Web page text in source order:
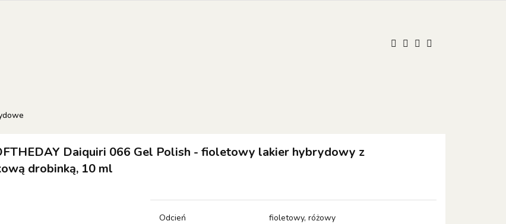
Daiquiri 066 Gel Polish - fioletowy lakier hybrydowy z
drobinką, 10 ml
Odcień fioletowy, różowy